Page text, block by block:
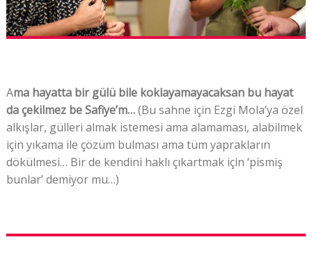
Ama hayatta bir gülü bile koklayamayacaksan bu hayat
da çekilmez be Safiye’m…(Bu sahne için Ezgi Mola’ya özel
alkışlar, gülleri almak istemesi ama alamaması, alabilmek
için yıkama ile çözüm bulması ama tüm yaprakların
dökülmesi… Bir de kendini haklı çıkartmak için ‘pismiş
bunlar’ demiyor mu…)